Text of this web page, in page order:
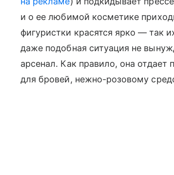
и о ее любимой косметике
фигуристки красятся ярко — так
даже подобная ситуация не
арсенал. Как правило, она
для бровей, нежно-розовому